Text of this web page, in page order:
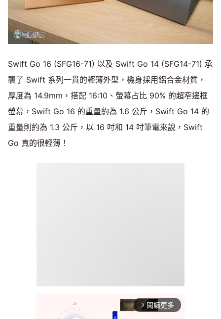
Swift Go 16 (SFG16-71) 以及 Swift Go 14 (SFG14-71) 承
襲了 Swift 系列一貫的輕薄外型，機身採用鋁合金材質，
厚度為 14.9mm，搭配 16:10、螢幕占比 90% 的超窄邊框
螢幕，Swift Go 16 的重量約為 1.6 公斤，Swift Go 14 的
重量則約為 1.3 公斤，以 16 吋和 14 吋筆電來說，Swift
Go 真的很輕薄！
arrow_forward_ios 閱讀更多